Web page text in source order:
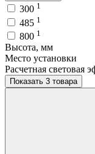
300 1
485 1
800 1
Высота, мм
Место установки
Расчетная световая
Показать 3 товара